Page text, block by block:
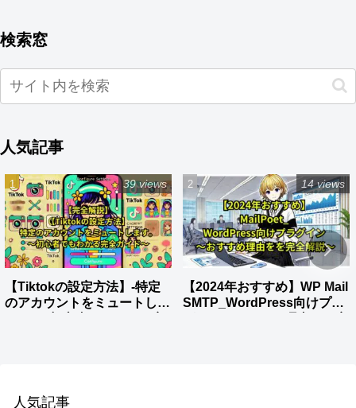
検索窓
人気記事
【Tiktokの設定方法】-特定
のアカウントをミュートしま
39 views
【2024年おすすめ】WP Mail
SMTP_WordPress向けプラ
14 views
人気記事